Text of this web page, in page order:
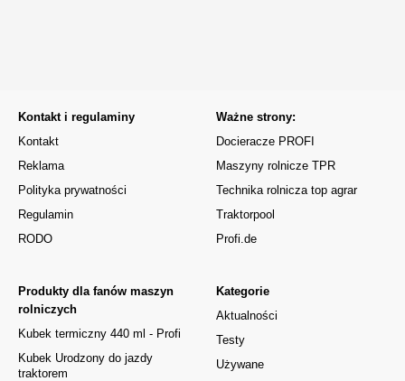
Kontakt i regulaminy
Kontakt
Reklama
Polityka prywatności
Regulamin
RODO
Kategorie
Aktualności
Testy
Używane
Produkty dla fanów maszyn
rolniczych
Kubek termiczny 440 ml - Profi
Kubek Urodzony do jazdy
traktorem
Ważne strony:
Docieracze PROFI
Maszyny rolnicze TPR
Technika rolnicza top agrar
Traktorpool
Profi.de